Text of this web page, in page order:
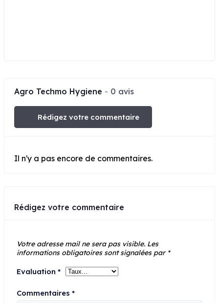
Agro Techmo Hygiene 0 avis
Rédigez votre commentaire
Il n'y a pas encore de commentaires.
Rédigez votre commentaire
Votre adresse mail ne sera pas visible. Les
informations obligatoires sont signalées par *
Evaluation *
Commentaires *